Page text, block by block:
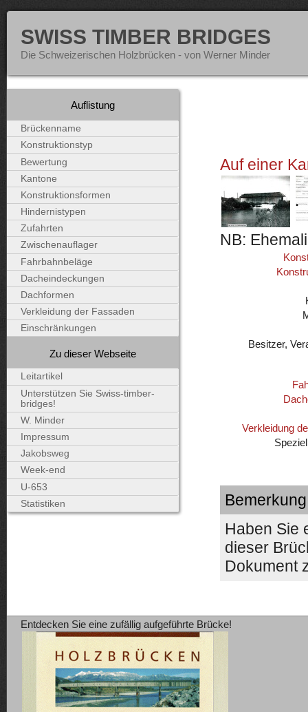
SWISS TIMBER BRIDGES
Die Schweizerischen Holzbrücken - von Werner Minder
Auf einer
NB:
Besitzer,
Verkleidung
Bemerkung
Haben Sie
dieser
Dokument
Auflistung
Brückenname
Konstruktionstyp
Bewertung
Kantone
Konstruktionsformen
Hindernistypen
Zufahrten
Zwischenauflager
Fahrbahnbeläge
Dacheindeckungen
Dachformen
Verkleidung der Fassaden
Einschränkungen
Zu dieser Webseite
Leitartikel
Unterstützen Sie Swiss-timber-
bridges!
W. Minder
Impressum
Jakobsweg
Week-end
U-653
Statistiken
Entdecken Sie eine zufällig aufgeführte Brücke!